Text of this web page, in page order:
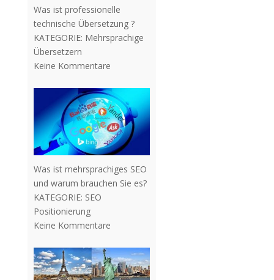
Was ist professionelle
technische Übersetzung ?
KATEGORIE: Mehrsprachige
Übersetzern
Keine Kommentare
Was ist mehrsprachiges SEO
und warum brauchen Sie es?
KATEGORIE: SEO
Positionierung
Keine Kommentare